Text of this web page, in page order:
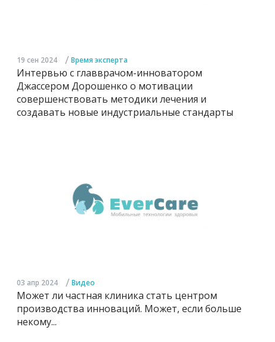
19 сен 2024 / Время эксперта
Интервью с главврачом-инноватором
Джассером Дорошенко о мотивации
совершенствовать методики лечения и
создавать новые индустриальные стандарты
03 апр 2024 / Видео
Может ли частная клиника стать центром
производства инноваций. Может, если больше
некому...